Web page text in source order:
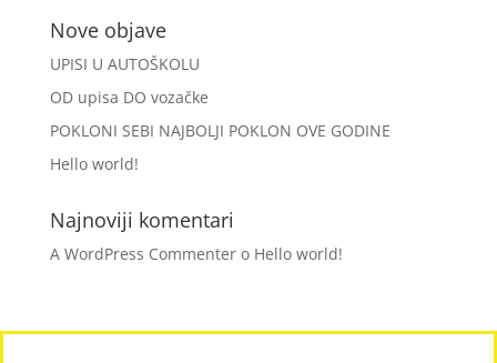
Nove objave
UPISI U AUTOŠKOLU
OD upisa DO vozačke
POKLONI SEBI NAJBOLJI POKLON OVE GODINE
Hello world!
Najnoviji komentari
A WordPress Commentero Hello world!